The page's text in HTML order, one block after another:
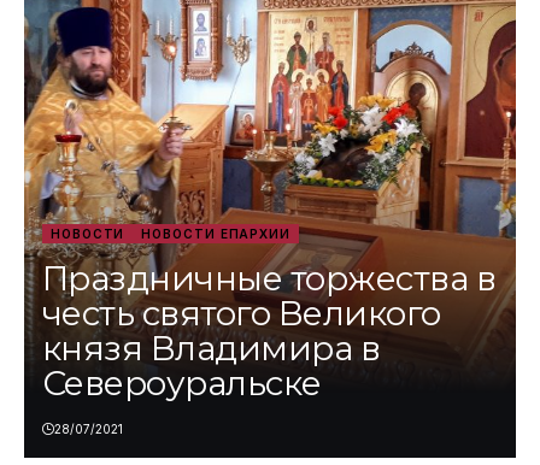
НОВОСТИ НОВОСТИ ЕПАРХИИ
Праздничные торжества в
честь святого Великого
князя Владимира в
Североуральске
28/07/2021